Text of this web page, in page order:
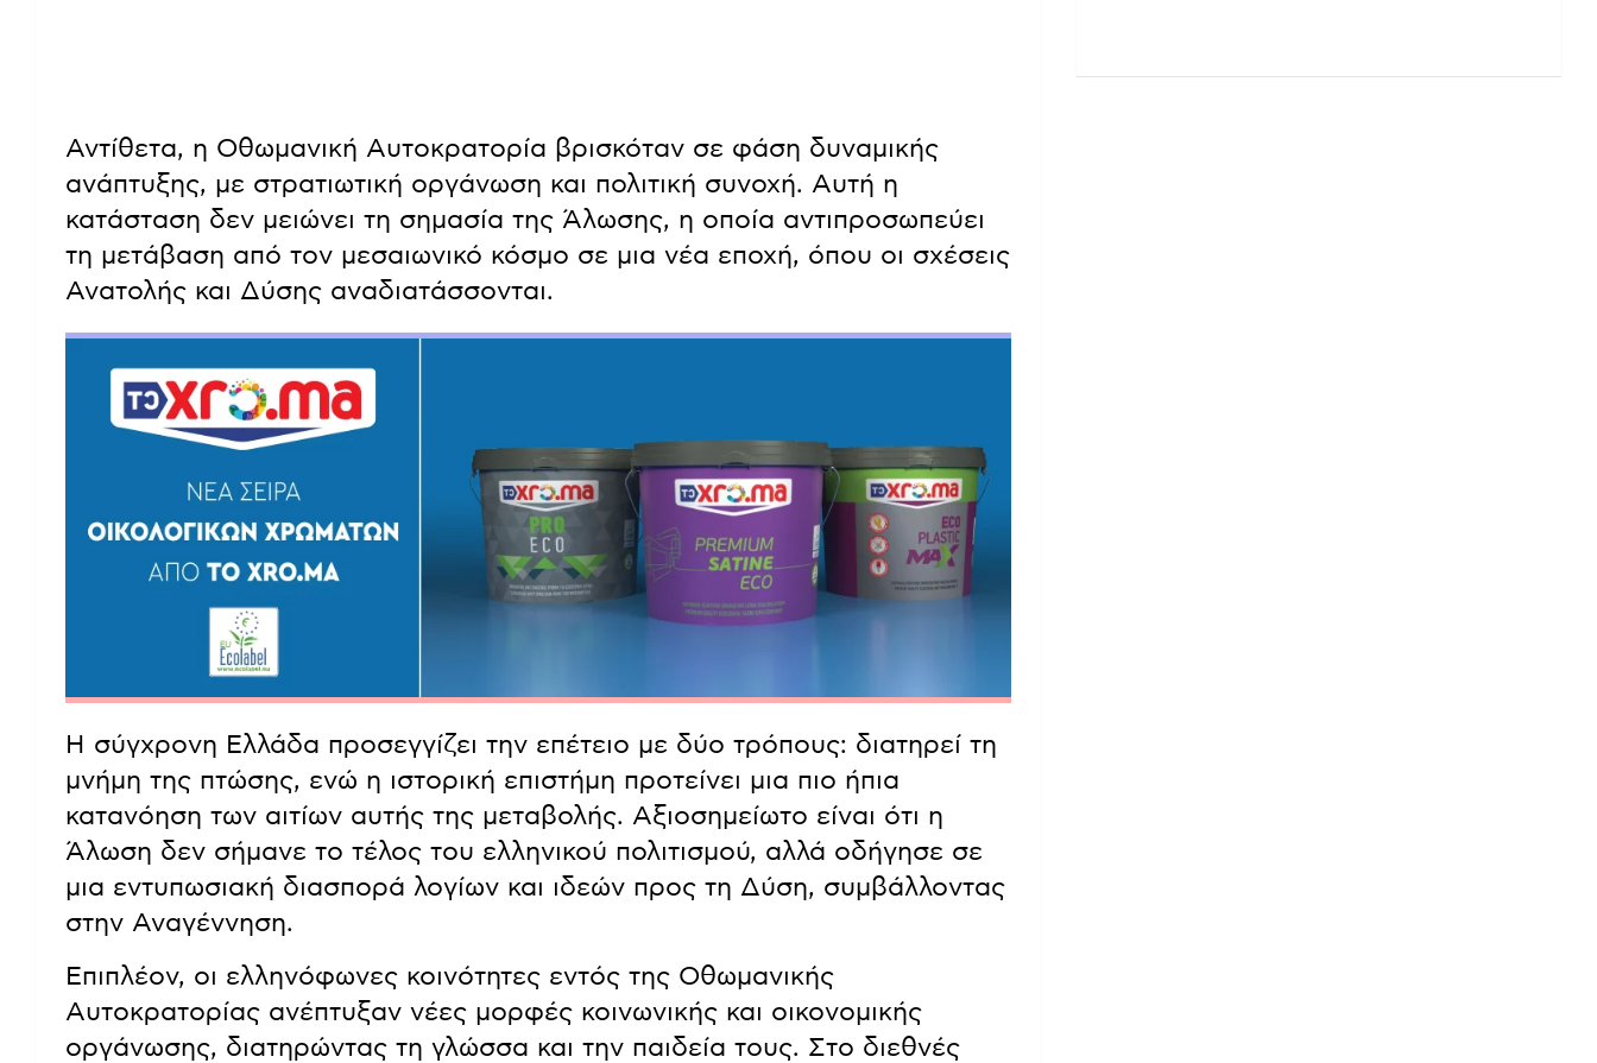
Αντίθετα, η Οθωμανική Αυτοκρατορία βρισκόταν σε φάση δυναμικής
ανάπτυξης, με στρατιωτική οργάνωση και πολιτική συνοχή. Αυτή η
κατάσταση δεν μειώνει τη σημασία της Άλωσης, η οποία αντιπροσωπεύει
τη μετάβαση από τον μεσαιωνικό κόσμο σε μια νέα εποχή, όπου οι σχέσεις
Ανατολής και Δύσης αναδιατάσσονται.
Η σύγχρονη Ελλάδα προσεγγίζει την επέτειο με δύο τρόπους: διατηρεί τη
μνήμη της πτώσης, ενώ η ιστορική επιστήμη προτείνει μια πιο ήπια
κατανόηση των αιτίων αυτής της μεταβολής. Αξιοσημείωτο είναι ότι η
Άλωση δεν σήμανε το τέλος του ελληνικού πολιτισμού, αλλά οδήγησε σε
μια εντυπωσιακή διασπορά λογίων και ιδεών προς τη Δύση, συμβάλλοντας
στην Αναγέννηση.
Επιπλέον, οι ελληνόφωνες κοινότητες εντός της Οθωμανικής
Αυτοκρατορίας ανέπτυξαν νέες μορφές κοινωνικής και οικονομικής
οργάνωσης, διατηρώντας τη γλώσσα και την παιδεία τους. Στο διεθνές